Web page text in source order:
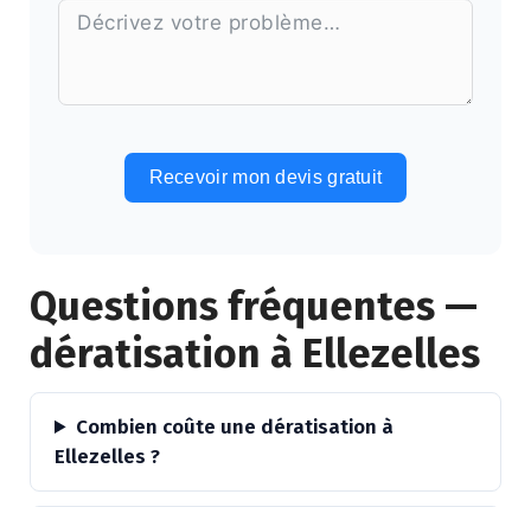
Recevoir mon devis gratuit
Questions fréquentes —
dératisation à Ellezelles
Combien coûte une dératisation à
Ellezelles ?